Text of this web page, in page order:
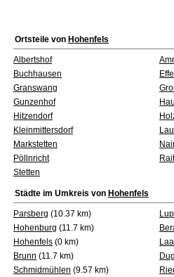
Ortsteile von Hohenfels
Albertshof
Buchhausen
Granswang
Gunzenhof
Hitzendorf
Kleinmittersdorf
Markstetten
Pöllnricht
Stetten
Städte im Umkreis von Hohenfels
Parsberg (10.37 km)
Hohenburg (11.7 km)
Hohenfels (0 km)
Brunn (11.7 km)
Schmidmühlen (9.57 km)